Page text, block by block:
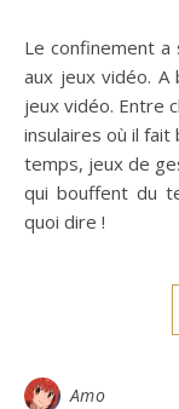
Le confinement a surtout été l'occasion pour moi de jouer
aux jeux vidéo. A
jeux vidéo. Entre
insulaires où il
temps, jeux de
qui bouffent du
quoi dire !
Amo